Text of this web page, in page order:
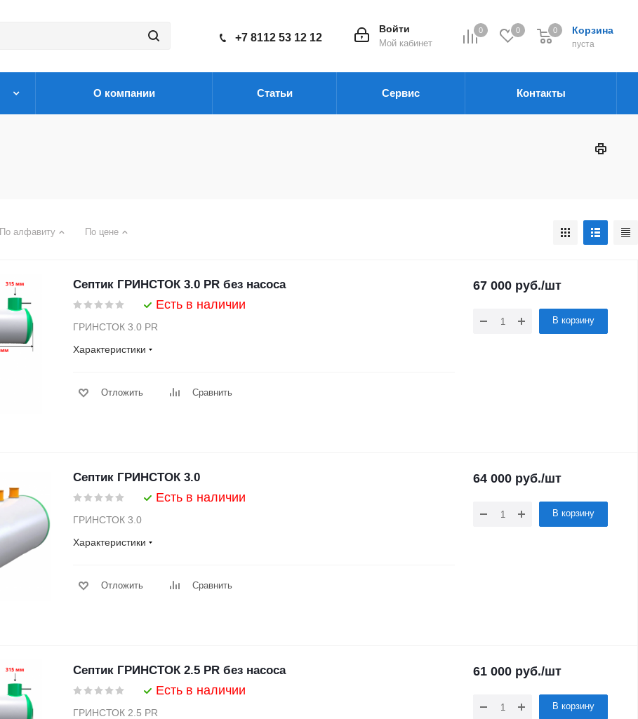
0 0 Корзина
пуста
0
Войти
Мой кабинет
+7 8112 53 12 12
О компании Статьи Сервис Контакты
По алфавиту По цене
Септик ГРИНСТОК 3.0 PR без насоса
Есть в наличии
ГРИНСТОК 3.0 PR
Характеристики
Отложить Сравнить
67 000 руб./шт
В корзину
Септик ГРИНСТОК 3.0
Есть в наличии
ГРИНСТОК 3.0
Характеристики
Отложить Сравнить
64 000 руб./шт
В корзину
Септик ГРИНСТОК 2.5 PR без насоса
Есть в наличии
ГРИНСТОК 2.5 PR
61 000 руб./шт
В корзину